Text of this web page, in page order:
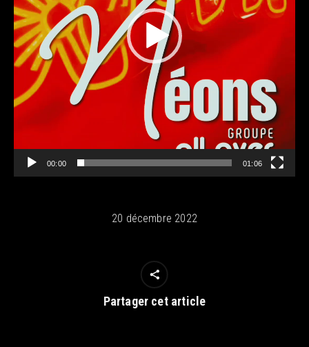
00:00 01:06
20 décembre 2022
Partager cet article